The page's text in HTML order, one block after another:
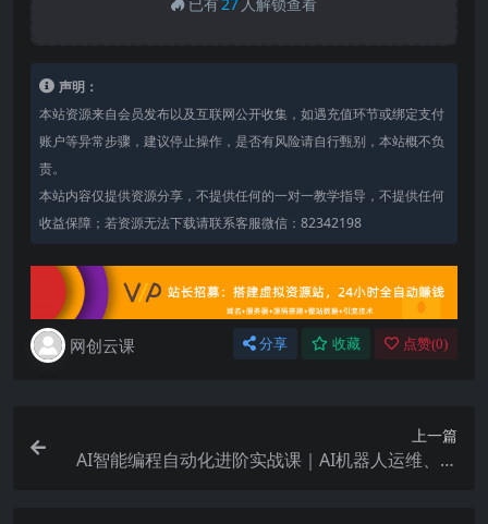
已有27 人解锁查看
声明：
本站资源来自会员发布以及互联网公开收集，如遇充值环节或绑定支付
账户等异常步骤，建议停止操作，是否有风险请自行甄别，本站概不负
责。
本站内容仅提供资源分享，不提供任何的一对一教学指导，不提供任何
收益保障；若资源无法下载请联系客服微信：82342198
网创云课 分享 收藏 点赞(0)
上一篇
AI智能编程自动化进阶实战课｜AI机器人运维、多